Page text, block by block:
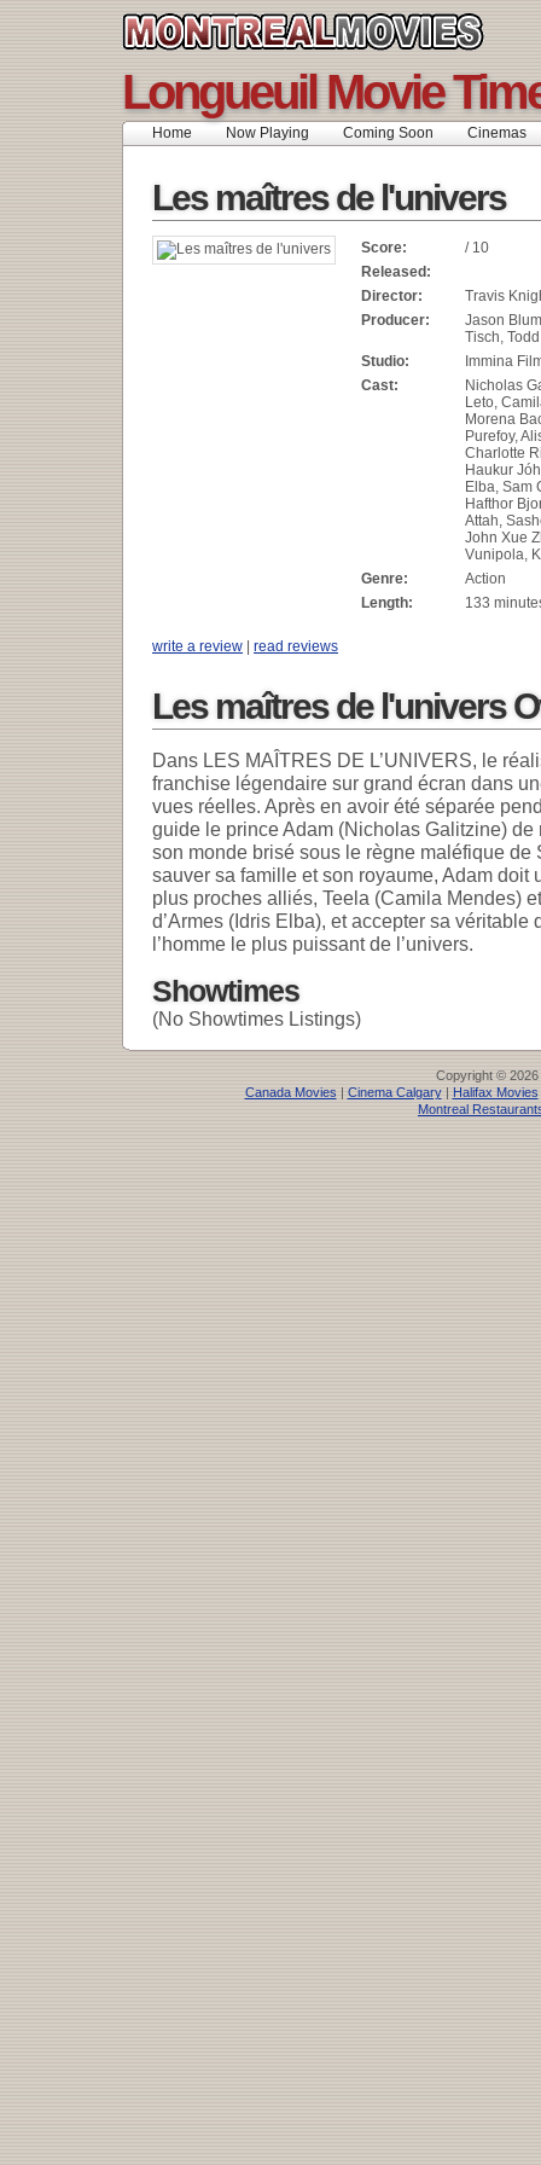
Longueuil Movie
Home Now Playing Coming Soon Cinemas
Les maîtres de l'univers
Score:
/ 10
Released:
Director:
Travis
Producer:
Jason
Tisch,
Studio:
Immina
Cast:
Nicholas
Leto,
Morena
Purefoy,
Charlotte
Haukur
Elba, Sam
Hafthor
Attah,
John Xue
Vunipola,
Genre:
Action
Length:
133
write a review | read reviews
Les maîtres de l'univers
Dans LES MAÎTRES DE L’UNIVERS, le
franchise légendaire sur grand écran dans
vues réelles. Après en avoir été séparée
guide le prince Adam (Nicholas Galitzine)
son monde brisé sous le règne maléfique de
sauver sa famille et son royaume, Adam doit
plus proches alliés, Teela (Camila Mendes)
d’Armes (Idris Elba), et accepter sa
l’homme le plus puissant de l’univers.
Showtimes
(No Showtimes Listings)
Copyright © 2026
Canada Movies| Cinema Calgary| Halifax Movies
Montreal